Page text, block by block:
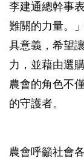
李建通總幹事
難關的力量。
具意義，希望
力，並藉由選
農會的角色不
的守護者。
農會呼籲社會